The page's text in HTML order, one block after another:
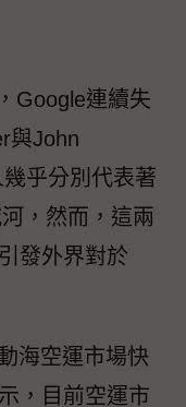
Google連續失
與John
乎分別代表著
，然而，這兩
發外界對於
海空運市場快
，目前空運市